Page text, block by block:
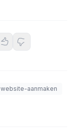
website-aanmaken